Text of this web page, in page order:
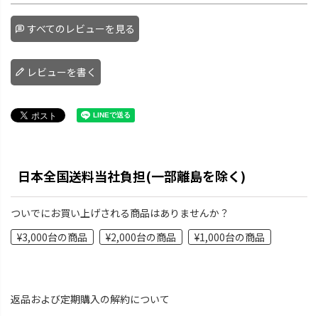
すべてのレビューを見る
レビューを書く
日本全国送料当社負担(一部離島を除く)
ついでにお買い上げされる商品はありませんか？
¥3,000台の商品
¥2,000台の商品 ¥1,000台の商品
返品および定期購入の解約について